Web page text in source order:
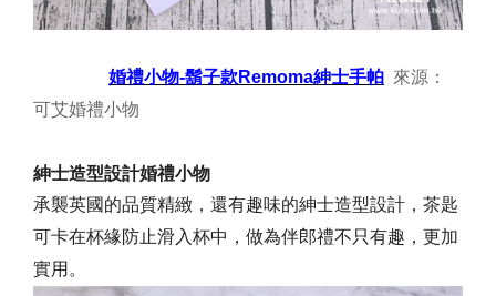
婚禮小物-鬍子款Remoma紳士手帕 來源：
可艾婚禮小物
紳士造型設計婚禮小物
承襲英國的品質精緻，還有趣味的紳士造型設計，茶匙
可卡在杯緣防止滑入杯中，做為伴郎禮不只有趣，更加
實用。